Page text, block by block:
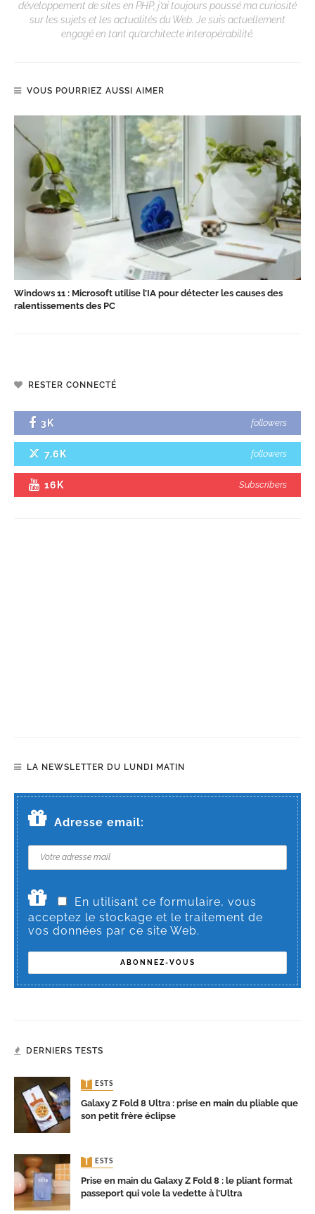
développement de sites en PHP, j’ai toujours poussé ma curiosité
sur les sujets et les actualités du Web. Je suis actuellement
engagé en tant qu’architecte interopérabilité.
VOUS POURRIEZ AUSSI AIMER
Windows 11 : Microsoft utilise l’IA pour détecter les causes des
ralentissements des PC
RESTER CONNECTÉ
3K followers
7.6K followers
16K Subscribers
LA NEWSLETTER DU LUNDI MATIN
Adresse email:
En utilisant ce formulaire, vous
acceptez le stockage et le traitement de
vos données par ce site Web.
DERNIERS TESTS
TESTS
Galaxy Z Fold 8 Ultra : prise en main du pliable que
son petit frère éclipse
TESTS
Prise en main du Galaxy Z Fold 8 : le pliant format
passeport qui vole la vedette à l’Ultra